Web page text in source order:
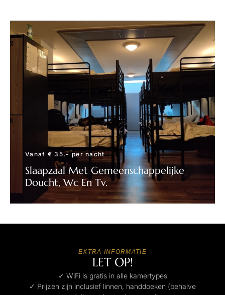
Vanaf € 35,- per nacht
Slaapzaal Met Gemeenschappelijke
Doucht, Wc En Tv.
RESERVEREN
EXTRA INFORMATIE
LET OP!
✓ WiFi is gratis in alle kamertypes
✓ Prijzen zijn inclusief linnen, handdoeken (behalve